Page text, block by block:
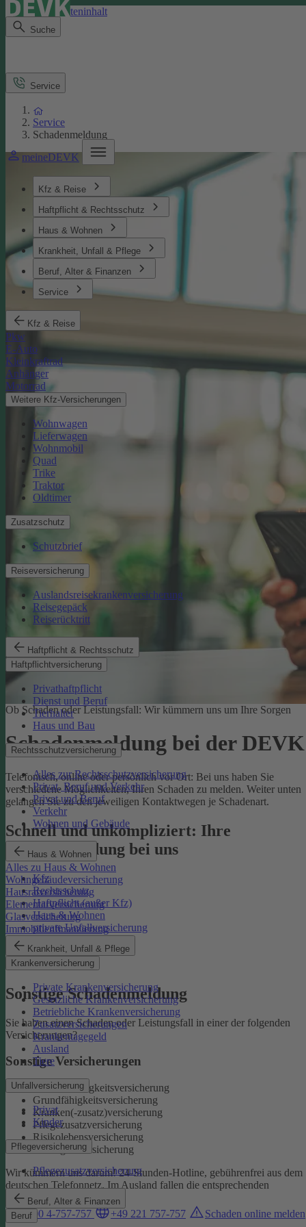
Direkt zum Seiteninhalt
Suche
meineDEVK
Kfz & Reise
Haftpflicht & Rechtsschutz
Haus & Wohnen
Krankheit, Unfall & Pflege
Beruf, Alter & Finanzen
Service
Kfz & Reise
Pkw
E-Auto
Kleinkraftrad
Anhänger
Motorrad
Weitere Kfz-Versicherungen
Wohnwagen
Lieferwagen
Wohnmobil
Quad
Trike
Traktor
Oldtimer
Zusatzschutz
Schutzbrief
Reiseversicherung
Auslandsreisekrankenversicherung
Reisegepäck
Reiserücktritt
Haftpflicht & Rechtsschutz
Haftpflichtversicherung
Privathaftpflicht
Dienst und Beruf
Tierhalter
Haus und Bau
Rechtsschutzversicherung
Alles zur Rechtsschutzversicherung
Privat, Beruf und Verkehr
Privat und Beruf
Verkehr
Wohnen und Gebäude
Haus & Wohnen
Alles zu Haus & Wohnen
Wohngebäudeversicherung
Hausratversicherung
Elementarversicherung
Glasversicherung
Immobilienfinanzierung
Krankheit, Unfall & Pflege
Krankenversicherung
Private Krankenversicherung
Gesetzliche Krankenversicherung
Betriebliche Krankenversicherung
Zusatzversicherungen
Krankentagegeld
Ausland
Tiere
Unfallversicherung
Privat
Kinder
Pflegeversicherung
Pflegezusatzversicherung
Beruf, Alter & Finanzen
Beruf
Service
Service
Schadenmeldung
Ob Schaden oder Leistungsfall: Wir kümmern uns um Ihre Sorgen
Schadenmeldung bei der DEVK
Telefonisch, online oder persönlich vor Ort: Bei uns haben Sie
verschiedene Möglichkeiten, Ihren Schaden zu melden. Weiter unten
gelangen Sie zu den jeweiligen Kontaktwegen je Schadenart.
Schnell und unkompliziert: Ihre
Schadenmeldung bei uns
Kfz
Rechtsschutz
Haftpflicht (außer Kfz)
Haus & Wohnen
private Unfallversicherung
Auslandskrankenschutz
Reiserücktritt
Reisegepäck
Sonstige Schadenmeldung
Sie haben einen Schaden oder Leistungsfall in einer der folgenden
Versicherungen?
Sonstige Versicherungen
Berufsunfähigkeitsversicherung
Grundfähigkeitsversicherung
Kranken(-zusatz)versicherung
Pflegezusatzversicherung
Risikolebensversicherung
Sterbegeldversicherung
Wir kümmern uns darum!24-Stunden-Hotline, gebührenfrei aus dem
deutschen Telefonnetz. Im Ausland fallen die entsprechenden
Landesgebühren an:
0800 4-757-757
+49 221 757-757 Schaden online melden